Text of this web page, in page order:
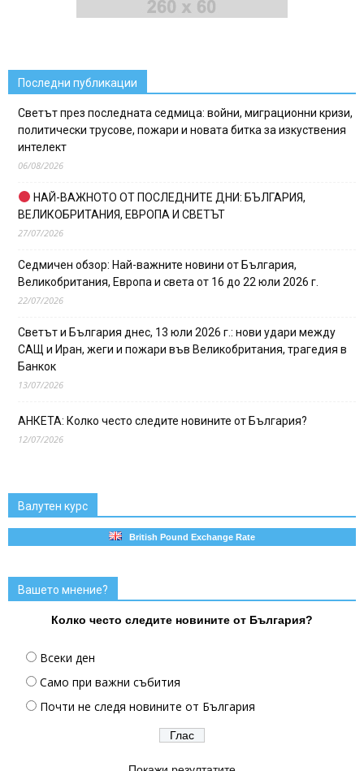
Последни публикации
Светът през последната седмица: войни, миграционни кризи,
политически трусове, пожари и новата битка за изкуствения
интелект
06/08/2026
НАЙ-ВАЖНОТО ОТ ПОСЛЕДНИТЕ ДНИ: БЪЛГАРИЯ,
ВЕЛИКОБРИТАНИЯ, ЕВРОПА И СВЕТЪТ
27/07/2026
Седмичен обзор: Най-важните новини от България,
Великобритания, Европа и света от 16 до 22 юли 2026 г.
22/07/2026
Светът и България днес, 13 юли 2026 г.: нови удари между
САЩ и Иран, жеги и пожари във Великобритания, трагедия в
Банкок
13/07/2026
АНКЕТА: Колко често следите новините от България?
12/07/2026
Валутен курс
British Pound Exchange Rate
Вашето мнение?
Колко често следите новините от България?
Всеки ден
Само при важни събития
Почти не следя новините от България